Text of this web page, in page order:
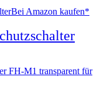
Bei Amazon kaufen*